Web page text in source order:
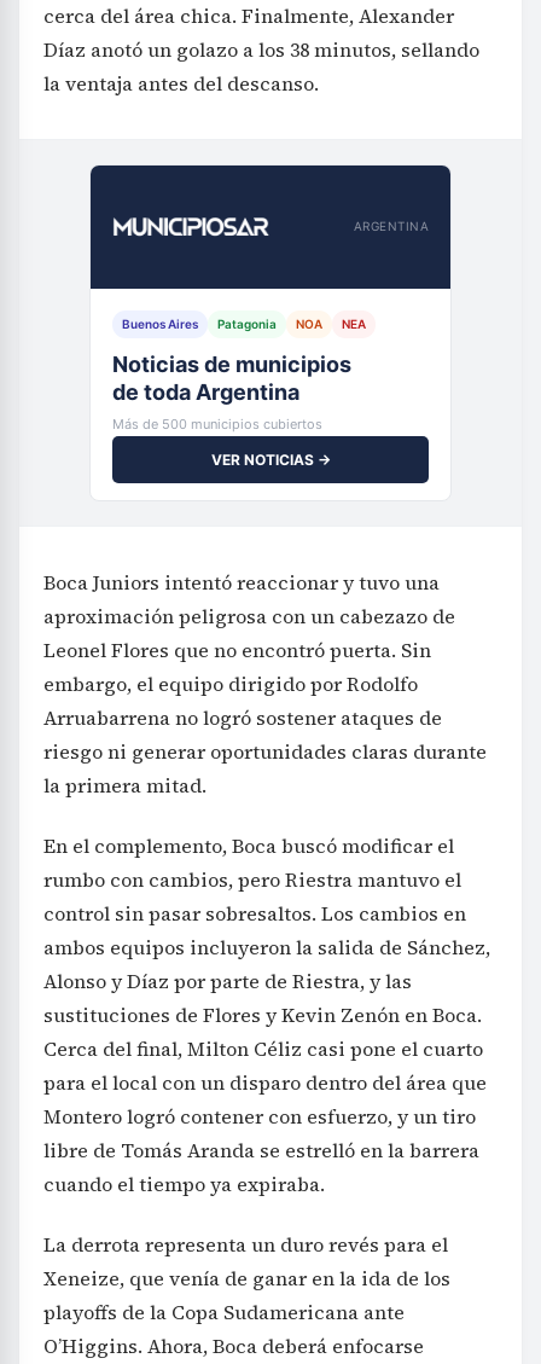
cerca del área chica. Finalmente, Alexander
Díaz anotó un golazo a los 38 minutos, sellando
la ventaja antes del descanso.
ARGENTINA
Buenos Aires Patagonia NOA NEA
Noticias de municipios
de toda Argentina
Más de 500 municipios cubiertos
VER NOTICIAS →
Boca Juniors intentó reaccionar y tuvo una
aproximación peligrosa con un cabezazo de
Leonel Flores que no encontró puerta. Sin
embargo, el equipo dirigido por Rodolfo
Arruabarrena no logró sostener ataques de
riesgo ni generar oportunidades claras durante
la primera mitad.
En el complemento, Boca buscó modificar el
rumbo con cambios, pero Riestra mantuvo el
control sin pasar sobresaltos. Los cambios en
ambos equipos incluyeron la salida de Sánchez,
Alonso y Díaz por parte de Riestra, y las
sustituciones de Flores y Kevin Zenón en Boca.
Cerca del final, Milton Céliz casi pone el cuarto
para el local con un disparo dentro del área que
Montero logró contener con esfuerzo, y un tiro
libre de Tomás Aranda se estrelló en la barrera
cuando el tiempo ya expiraba.
La derrota representa un duro revés para el
Xeneize, que venía de ganar en la ida de los
playoffs de la Copa Sudamericana ante
O’Higgins. Ahora, Boca deberá enfocarse